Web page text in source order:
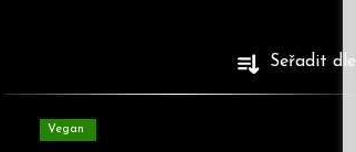
Seřadit dle
Vegan